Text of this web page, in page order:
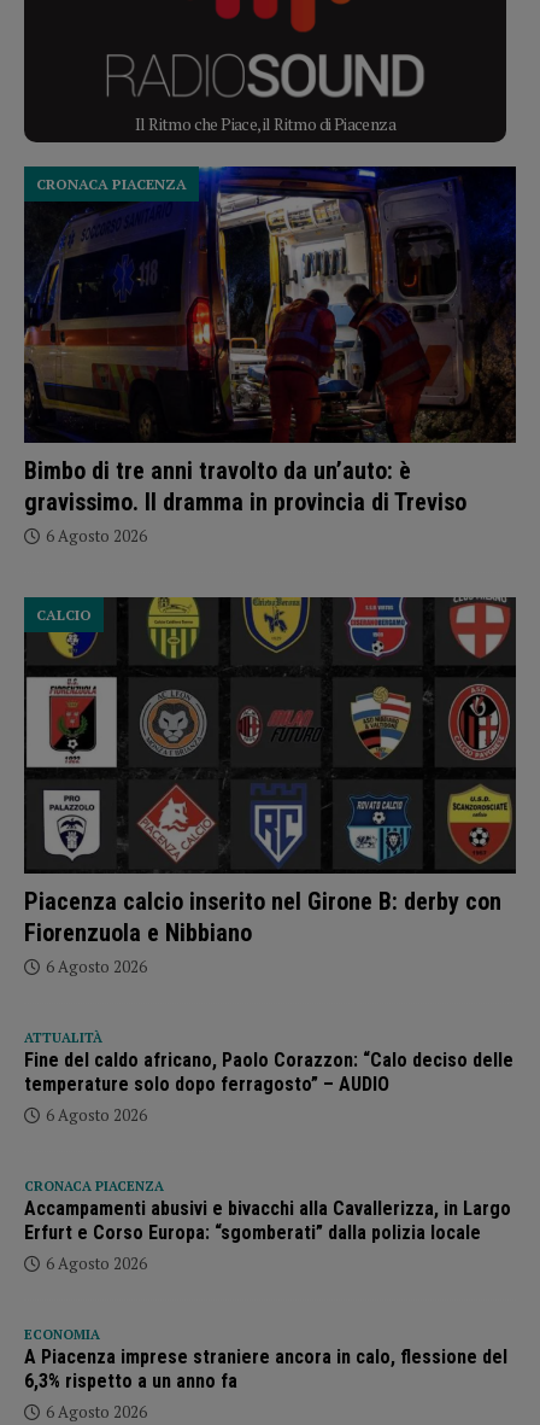
Il Ritmo che Piace, il Ritmo di Piacenza
Bimbo di tre anni travolto da un’auto: è
gravissimo. Il dramma in provincia di Treviso
CRONACA PIACENZA
6 Agosto 2026
Piacenza calcio inserito nel Girone B: derby con
Fiorenzuola e Nibbiano
CALCIO
6 Agosto 2026
ATTUALITÀ
Fine del caldo africano, Paolo Corazzon: “Calo deciso delle
temperature solo dopo ferragosto” – AUDIO
6 Agosto 2026
CRONACA PIACENZA
Accampamenti abusivi e bivacchi alla Cavallerizza, in Largo
Erfurt e Corso Europa: “sgomberati” dalla polizia locale
6 Agosto 2026
ECONOMIA
A Piacenza imprese straniere ancora in calo, flessione del
6,3% rispetto a un anno fa
6 Agosto 2026